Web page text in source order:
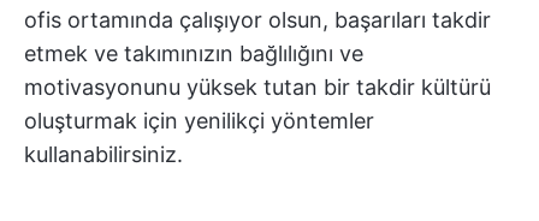
ofis ortamında çalışıyor olsun, başarıları takdir
etmek ve takımınızın bağlılığını ve
motivasyonunu yüksek tutan bir takdir kültürü
oluşturmak için yenilikçi yöntemler
kullanabilirsiniz.